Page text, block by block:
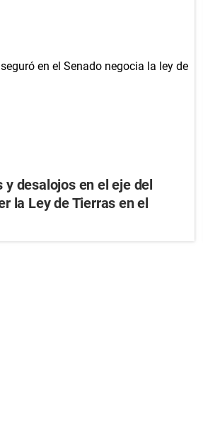
y desalojos en el eje del
la Ley de Tierras en el